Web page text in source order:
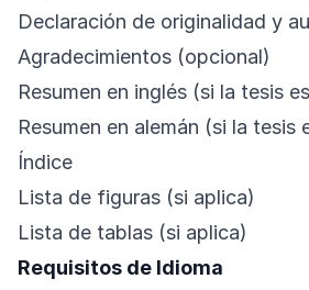
Declaración de originalidad y
Agradecimientos (opcional)
Resumen en inglés (si la tesis
Resumen en alemán (si la tesis
Índice
Lista de figuras (si aplica)
Lista de tablas (si aplica)
Requisitos de Idioma